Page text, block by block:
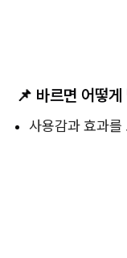
📌 바르면 어떻
사용감과 효과